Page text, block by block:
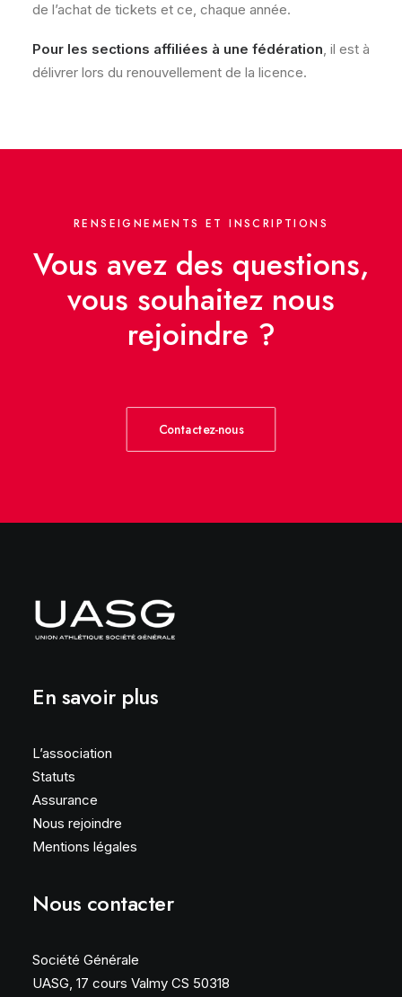
de l’achat de tickets et ce, chaque année.
Pour les sections affiliées à une fédération, il est à
délivrer lors du renouvellement de la licence.
RENSEIGNEMENTS ET INSCRIPTIONS
Vous avez des questions,
vous souhaitez nous
rejoindre ?
Contactez-nous
En savoir plus
L’association
Statuts
Assurance
Nous rejoindre
Mentions légales
Nous contacter
Société Générale
UASG, 17 cours Valmy CS 50318